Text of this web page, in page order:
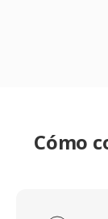
Cómo